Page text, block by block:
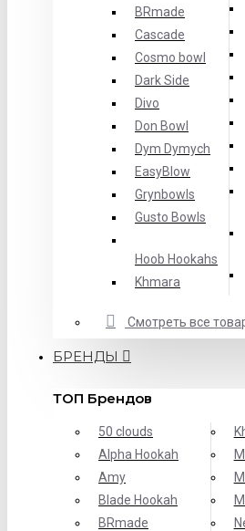
BRmade
Cascade
Cosmo bowl
Dark Side
Divo
Don Bowl
Dym Dymych
EasyBlow
Grynbowls
Gusto Bowls
Hoob Hookahs
Khmara
Смотреть все
БРЕНДЫ
ТОП Брендов
50 clouds
Alpha Hookah
Amy
Blade Hookah
BRmade